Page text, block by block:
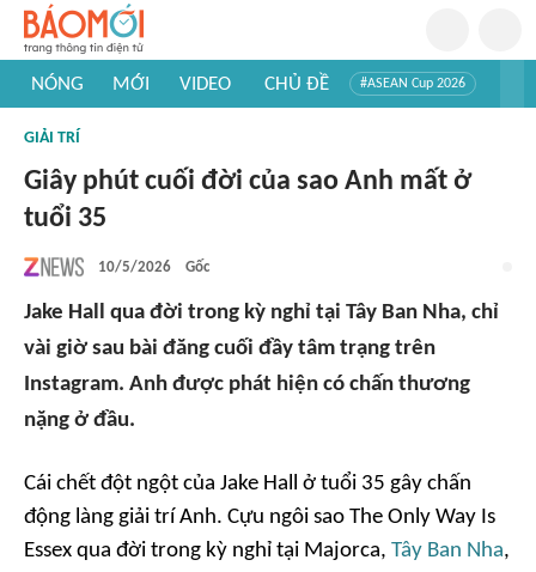
NÓNG MỚI VIDEO CHỦ ĐỀ #ASEAN Cup 2026
#Khám phá thế giới
GIẢI TRÍ
Giây phút cuối đời của sao Anh mất ở
tuổi 35
10/5/2026 Gốc
Jake Hall qua đời trong kỳ nghỉ tại Tây Ban Nha, chỉ
vài giờ sau bài đăng cuối đầy tâm trạng trên
Instagram. Anh được phát hiện có chấn thương
nặng ở đầu.
Cái chết đột ngột của Jake Hall ở tuổi 35 gây chấn
động làng giải trí Anh. Cựu ngôi sao The Only Way Is
Essex qua đời trong kỳ nghỉ tại Majorca, Tây Ban Nha,